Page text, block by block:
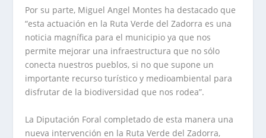
Por su parte, Miguel Angel Montes ha destacado que
“esta actuación en la Ruta Verde del Zadorra es una
noticia magnífica para el municipio ya que nos
permite mejorar una infraestructura que no sólo
conecta nuestros pueblos, si no que supone un
importante recurso turístico y medioambiental para
disfrutar de la biodiversidad que nos rodea”.
La Diputación Foral completado de esta manera una
nueva intervención en la Ruta Verde del Zadorra,